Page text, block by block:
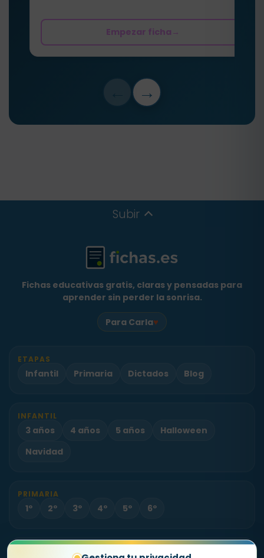
Empezar ficha →
→
Subir
Fichas educativas gratis, claras y pensadas para
aprender sin perder la sonrisa.
Para Carla♥
ETAPAS
Infantil Primaria Dictados Blog
INFANTIL
3 años 4 años 5 años
Halloween
Navidad
PRIMARIA
1º 2º 3º 4º 5º 6º